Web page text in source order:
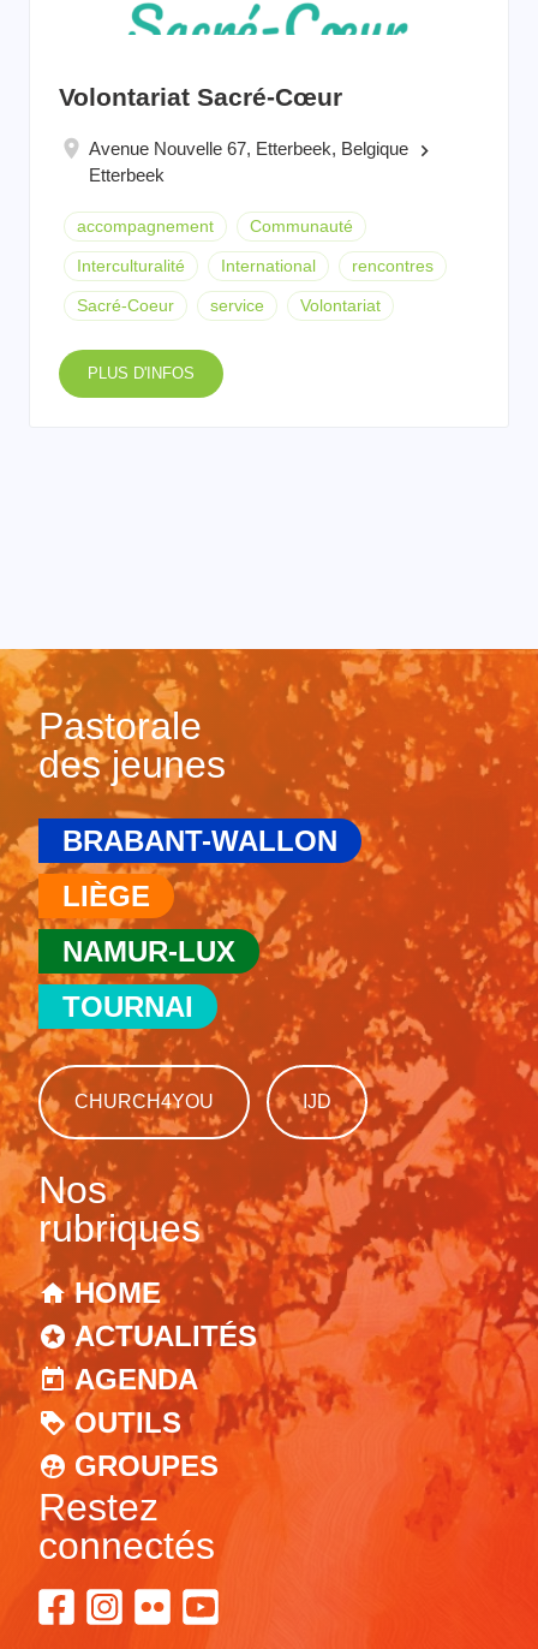
Volontariat Sacré-Cœur
Avenue Nouvelle 67, Etterbeek, Belgique keyboard_arrow_right
Etterbeek
accompagnement Communauté
Interculturalité International rencontres
Sacré-Coeur service Volontariat
PLUS D'INFOS
Pastorale
des jeunes
BRABANT-WALLON
LIÈGE
NAMUR-LUX
TOURNAI
CHURCH4YOU IJD
Nos
rubriques
HOME
ACTUALITÉS
AGENDA
OUTILS
GROUPES
Restez
connectés